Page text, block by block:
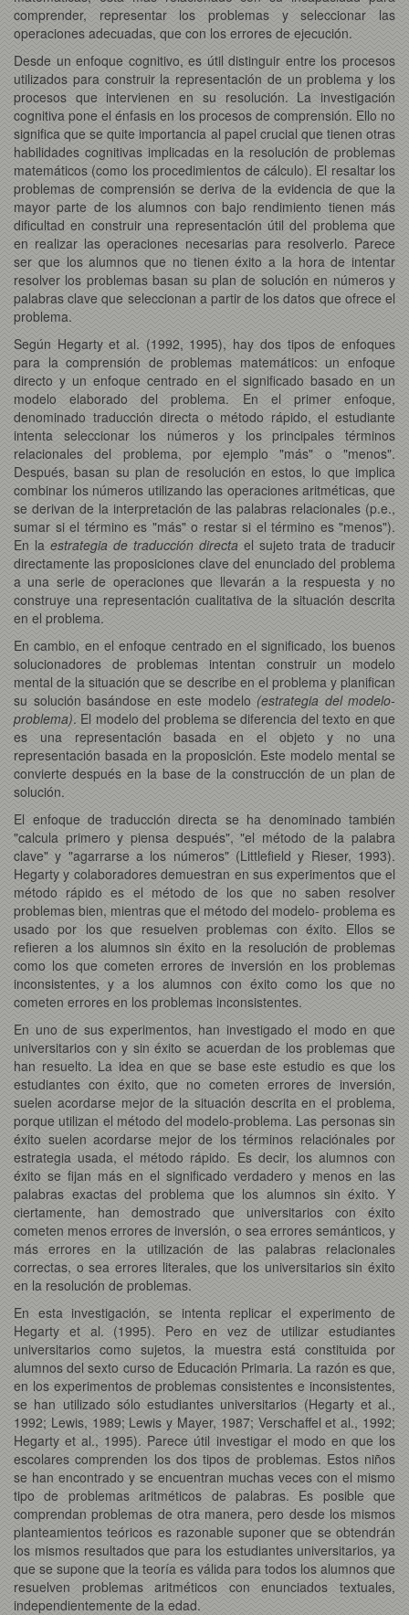
comprender, representar los problemas y seleccionar las
operaciones adecuadas, que con los errores de ejecución.
Desde un enfoque cognitivo, es útil distinguir entre los procesos
utilizados para construir la representación de un problema y los
procesos que intervienen en su resolución. La investigación
cognitiva pone el énfasis en los procesos de comprensión. Ello no
significa que se quite importancia al papel crucial que tienen otras
habilidades cognitivas implicadas en la resolución de problemas
matemáticos (como los procedimientos de cálculo). El resaltar los
problemas de comprensión se deriva de la evidencia de que la
mayor parte de los alumnos con bajo rendimiento tienen más
dificultad en construir una representación útil del problema que
en realizar las operaciones necesarias para resolverlo. Parece
ser que los alumnos que no tienen éxito a la hora de intentar
resolver los problemas basan su plan de solución en números y
palabras clave que seleccionan a partir de los datos que ofrece el
problema.
Según Hegarty et al. (1992, 1995), hay dos tipos de enfoques
para la comprensión de problemas matemáticos: un enfoque
directo y un enfoque centrado en el significado basado en un
modelo elaborado del problema. En el primer enfoque,
denominado traducción directa o método rápido, el estudiante
intenta seleccionar los números y los principales términos
relacionales del problema, por ejemplo "más" o "menos".
Después, basan su plan de resolución en estos, lo que implica
combinar los números utilizando las operaciones aritméticas, que
se derivan de la interpretación de las palabras relacionales (p.e.,
sumar si el término es "más" o restar si el término es "menos").
En la estrategia de traducción directa el sujeto trata de traducir
directamente las proposiciones clave del enunciado del problema
a una serie de operaciones que llevarán a la respuesta y no
construye una representación cualitativa de la situación descrita
en el problema.
En cambio, en el enfoque centrado en el significado, los buenos
solucionadores de problemas intentan construir un modelo
mental de la situación que se describe en el problema y planifican
su solución basándose en este modelo (estrategia del modelo-
problema). El modelo del problema se diferencia del texto en que
es una representación basada en el objeto y no una
representación basada en la proposición. Este modelo mental se
convierte después en la base de la construcción de un plan de
solución.
El enfoque de traducción directa se ha denominado también
"calcula primero y piensa después", "el método de la palabra
clave" y "agarrarse a los números" (Littlefield y Rieser, 1993).
Hegarty y colaboradores demuestran en sus experimentos que el
método rápido es el método de los que no saben resolver
problemas bien, mientras que el método del modelo- problema es
usado por los que resuelven problemas con éxito. Ellos se
refieren a los alumnos sin éxito en la resolución de problemas
como los que cometen errores de inversión en los problemas
inconsistentes, y a los alumnos con éxito como los que no
cometen errores en los problemas inconsistentes.
En uno de sus experimentos, han investigado el modo en que
universitarios con y sin éxito se acuerdan de los problemas que
han resuelto. La idea en que se base este estudio es que los
estudiantes con éxito, que no cometen errores de inversión,
suelen acordarse mejor de la situación descrita en el problema,
porque utilizan el método del modelo-problema. Las personas sin
éxito suelen acordarse mejor de los términos relaciónales por
estrategia usada, el método rápido. Es decir, los alumnos con
éxito se fijan más en el significado verdadero y menos en las
palabras exactas del problema que los alumnos sin éxito. Y
ciertamente, han demostrado que universitarios con éxito
cometen menos errores de inversión, o sea errores semánticos, y
más errores en la utilización de las palabras relacionales
correctas, o sea errores literales, que los universitarios sin éxito
en la resolución de problemas.
En esta investigación, se intenta replicar el experimento de
Hegarty et al. (1995). Pero en vez de utilizar estudiantes
universitarios como sujetos, la muestra está constituida por
alumnos del sexto curso de Educación Primaria. La razón es que,
en los experimentos de problemas consistentes e inconsistentes,
se han utilizado sólo estudiantes universitarios (Hegarty et al.,
1992; Lewis, 1989; Lewis y Mayer, 1987; Verschaffel et al., 1992;
Hegarty et al., 1995). Parece útil investigar el modo en que los
escolares comprenden los dos tipos de problemas. Estos niños
se han encontrado y se encuentran muchas veces con el mismo
tipo de problemas aritméticos de palabras. Es posible que
comprendan problemas de otra manera, pero desde los mismos
planteamientos teóricos es razonable suponer que se obtendrán
los mismos resultados que para los estudiantes universitarios, ya
que se supone que la teoría es válida para todos los alumnos que
resuelven problemas aritméticos con enunciados textuales,
independientemente de la edad.